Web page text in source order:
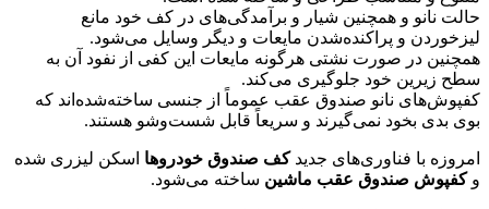
حالت نانو و همچنین شیار و برآمدگی‌های در کف خود مانع
لیزخوردن و پراکنده‌شدن مایعات و دیگر وسایل می‌شود.
همچنین در صورت نشتی هرگونه مایعات این کفی از نفود آن به
سطح زیرین خود جلوگیری می‌کند.
کفپوش‌های نانو صندوق عقب عموماً از جنسی ساخته‌شده‌اند که
بوی بدی بخود نمی‌گیرند و سریعاً قابل شست‌وشو هستند.
امروزه با فناوری‌های جدیدکف صندوق خودروها اسکن لیزری شده
و کفپوش صندوق عقب ماشین ساخته می‌شود.